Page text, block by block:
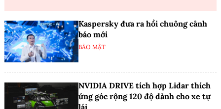
Kaspersky đưa ra hồi chuông cảnh
báo mới
BẢO MẬT
NVIDIA DRIVE tích hợp Lidar thích
ứng góc rộng 120 độ dành cho xe tự
lái